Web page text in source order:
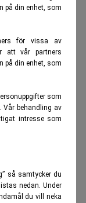
på din enhet, som
för vissa av
att vår partners
på din enhet, som
som
Vår behandling av
intresse som
så samtycker du
nedan. Under
du vill neka